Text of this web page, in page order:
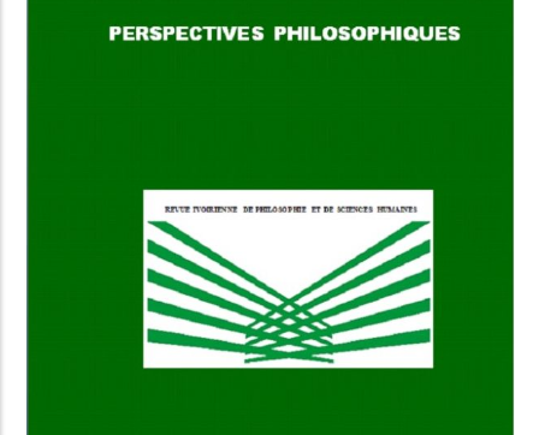
EDITOR'S PICK
No Posts Found!